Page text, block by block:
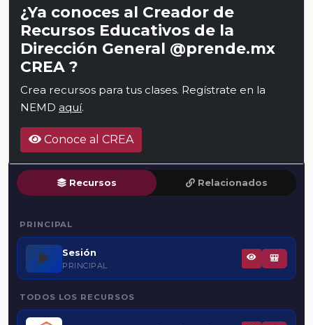
¿Ya conoces al Creador de
Recursos Educativos de la
Dirección General @prende.mx
CREA ?
Crea recursos para tus clases. Regístrate en la
NEMD aquí.
Conoce al CREA
Recursos Relacionados
PRINCIPAL
▶️ Sesión
PRINCIPAL
🎒
TODOS LOS RECURSOS